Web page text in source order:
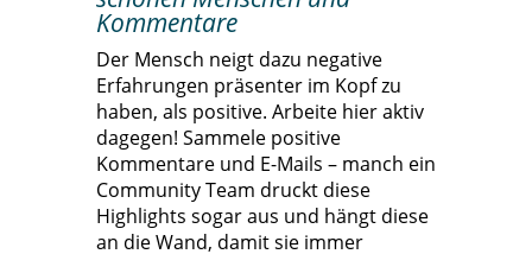
Kommentare
Der Mensch neigt dazu negative
Erfahrungen präsenter im Kopf zu
haben, als positive. Arbeite hier aktiv
dagegen! Sammele positive
Kommentare und E-Mails – manch ein
Community Team druckt diese
Highlights sogar aus und hängt diese
an die Wand, damit sie immer